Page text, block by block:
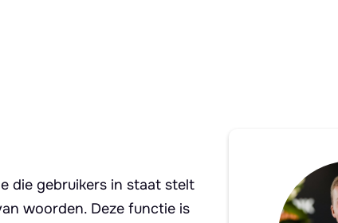
die gebruikers in staat stelt
woorden. Deze functie is